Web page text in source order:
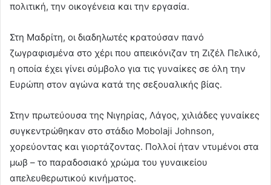
πολιτική, την οικογένεια και την εργασία.
Στη Μαδρίτη, οι διαδηλωτές κρατούσαν πανό
ζωγραφισμένα στο χέρι που απεικόνιζαν τη Ζιζέλ Πελικό,
η οποία έχει γίνει σύμβολο για τις γυναίκες σε όλη την
Ευρώπη στον αγώνα κατά της σεξουαλικής βίας.
Στην πρωτεύουσα της Νιγηρίας, Λάγος, χιλιάδες γυναίκες
συγκεντρώθηκαν στο στάδιο Mobolaji Johnson,
χορεύοντας και γιορτάζοντας. Πολλοί ήταν ντυμένοι στα
μωβ – το παραδοσιακό χρώμα του γυναικείου
απελευθερωτικού κινήματος.